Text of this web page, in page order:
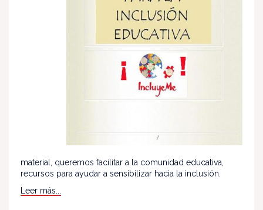
material, queremos facilitar a la comunidad educativa,
recursos para ayudar a sensibilizar hacia la inclusión.
Leer más...